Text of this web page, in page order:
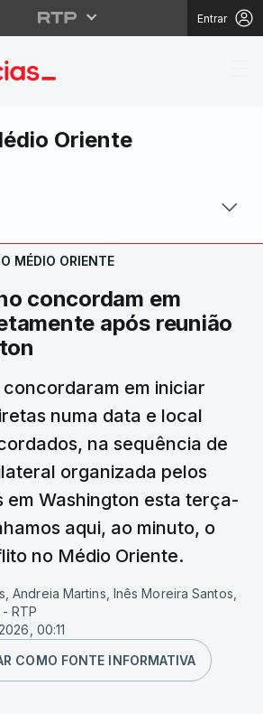
Entrar
Oriente
MÉDIO ORIENTE
concordam em
após reunião
em iniciar
⁠numa data ⁠e local
na sequência de
organizada ​pelos
em ​Washington esta terça-
aqui, ao minuto, o
no Médio Oriente.
Andreia Martins, Inês Moreira Santos,
RTP
00:11
COMO FONTE INFORMATIVA